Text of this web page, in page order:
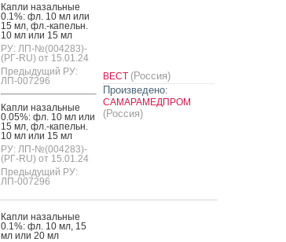
Кап­ли на­заль­ные
0.1%: фл. 10 мл или
15 мл, фл.-ка­пельн.
10 мл или 15 мл
РУ: ЛП-№(004283)-
(РГ-RU) от 15.01.24
Предыдущий РУ:
ЛП-007296
Кап­ли на­заль­ные
0.05%: фл. 10 мл или
15 мл, фл.-ка­пельн.
10 мл или 15 мл
РУ: ЛП-№(004283)-
(РГ-RU) от 15.01.24
Предыдущий РУ:
ЛП-007296
ВЕСТ (Россия)
Произведено:
САМАРАМЕДПРОМ
(Россия)
Кап­ли на­заль­ные
0.1%: фл. 10 мл, 15
мл или 20 мл